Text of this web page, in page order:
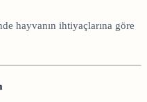
hayvanın ihtiyaçlarına göre